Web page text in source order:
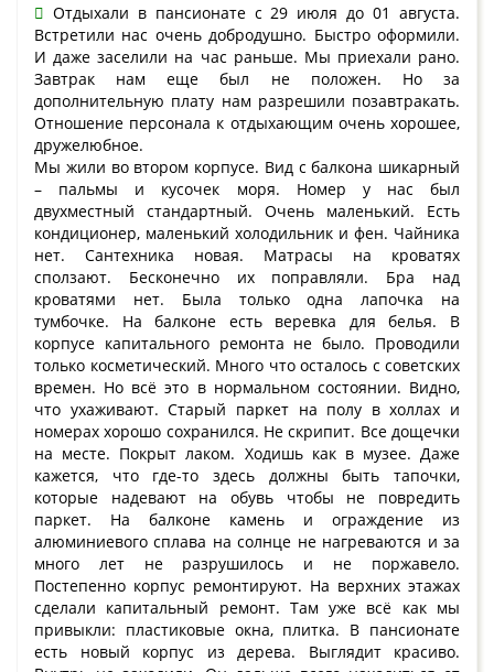
Отдыхали в пансионате с 29 июля до 01 августа.
Встретили нас очень добродушно. Быстро оформили.
И даже заселили на час раньше. Мы приехали рано.
Завтрак нам еще был не положен. Но за
дополнительную плату нам разрешили позавтракать.
Отношение персонала к отдыхающим очень хорошее,
дружелюбное.
Мы жили во втором корпусе. Вид с балкона шикарный
– пальмы и кусочек моря. Номер у нас был
двухместный стандартный. Очень маленький. Есть
кондиционер, маленький холодильник и фен. Чайника
нет. Сантехника новая. Матрасы на кроватях
сползают. Бесконечно их поправляли. Бра над
кроватями нет. Была только одна лапочка на
тумбочке. На балконе есть веревка для белья. В
корпусе капитального ремонта не было. Проводили
только косметический. Много что осталось с советских
времен. Но всё это в нормальном состоянии. Видно,
что ухаживают. Старый паркет на полу в холлах и
номерах хорошо сохранился. Не скрипит. Все дощечки
на месте. Покрыт лаком. Ходишь как в музее. Даже
кажется, что где-то здесь должны быть тапочки,
которые надевают на обувь чтобы не повредить
паркет. На балконе камень и ограждение из
алюминиевого сплава на солнце не нагреваются и за
много лет не разрушилось и не поржавело.
Постепенно корпус ремонтируют. На верхних этажах
сделали капитальный ремонт. Там уже всё как мы
привыкли: пластиковые окна, плитка. В пансионате
есть новый корпус из дерева. Выглядит красиво.